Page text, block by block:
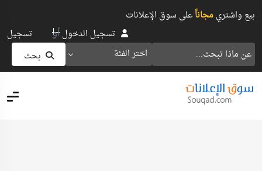
بيع واشتريمجاناًعلى سوق الإعلانات
اختر الفئة بحث
تسجيل الدخولأو تسجيل